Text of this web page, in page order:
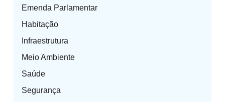
Emenda Parlamentar
Habitação
Infraestrutura
Meio Ambiente
Saúde
Segurança